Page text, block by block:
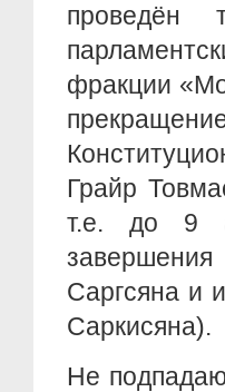
проведён
фракции
Грайр
т.е. до 9
Саргсяна и
Саркисяна).
Не